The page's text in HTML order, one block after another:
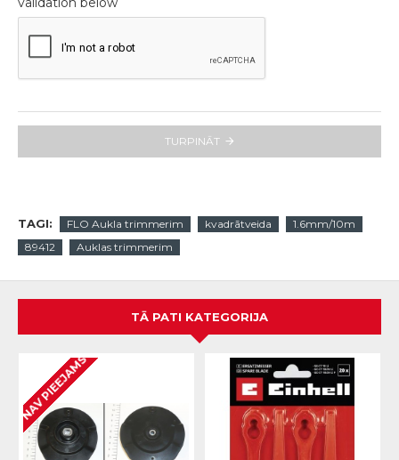
TURPINĀT
TAGI: FLO Aukla trimmerim kvadrātveida
1.6mm/10m
89412
Auklas trimmerim
TĀ PATI KATEGORIJA
NAV PIEEJAMS